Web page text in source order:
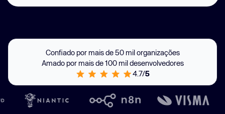
Confiado por mais de 50 mil organizações
Amado por mais de 100 mil desenvolvedores
4.7/5